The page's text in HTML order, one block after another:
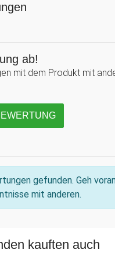
und Schutz
ab!
mit dem Produkt mit
gefunden. Geh
mit anderen.
kauften auch